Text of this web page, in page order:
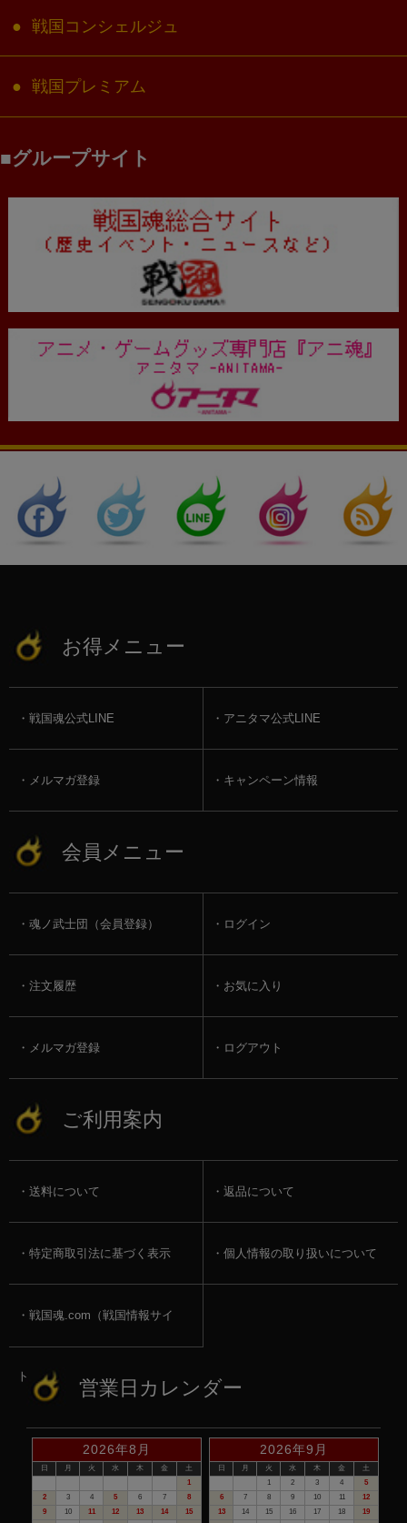
戦国コンシェルジュ
戦国プレミアム
グループサイト
お得メニュー
戦国魂公式LINE アニタマ公式LINE
メルマガ登録 キャンペーン情報
会員メニュー
魂ノ武士団（会員登録） ログイン
注文履歴 お気に入り
メルマガ登録 ログアウト
ご利用案内
送料について 返品について
特定商取引法に基づく表示 個人情報の取り扱いについて
戦国魂.com（戦国情報サイ
ト） 営業日カレンダー
2026年8月
日 月 火 水 木 金
土
1
2
3 4 5 6 7
8
9
10 11 12 13 14
15
2026年9月
日 月 火 水 木 金
土
1
2 3 4
5
6
7 8 9 10 11
12
13
14 15 16 17 18
19